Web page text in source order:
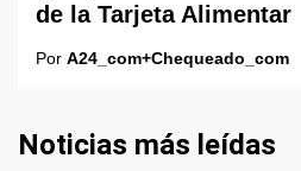
de la Tarjeta Alimentar
Por A24_com+Chequeado_com
Noticias más leídas